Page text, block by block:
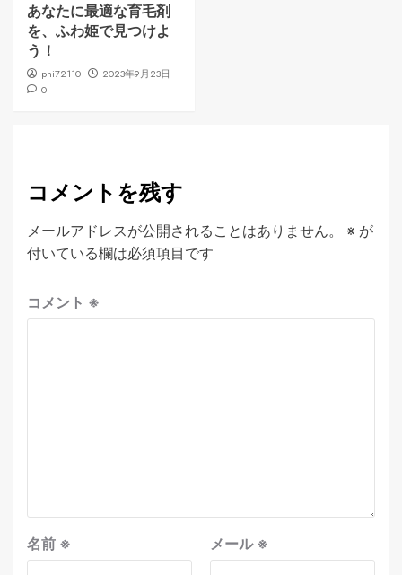
あなたに最適な育毛剤
を、ふわ姫で見つけよ
う！
phi72110
2023年9月23日
0
コメントを残す
メールアドレスが公開されることはありません。 ※ が
付いている欄は必須項目です
コメント ※
名前 ※ メール※